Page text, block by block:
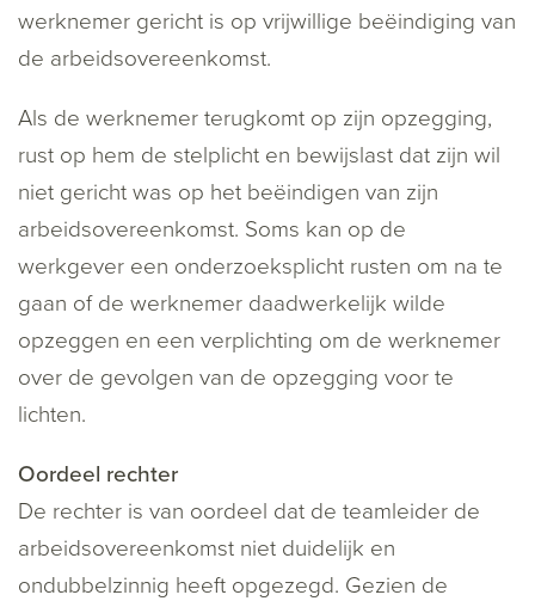
werknemer gericht is op vrijwillige beëindiging van
de arbeidsovereenkomst.
Als de werknemer terugkomt op zijn opzegging,
rust op hem de stelplicht en bewijslast dat zijn wil
niet gericht was op het beëindigen van zijn
arbeidsovereenkomst. Soms kan op de
werkgever een onderzoeksplicht rusten om na te
gaan of de werknemer daadwerkelijk wilde
opzeggen en een verplichting om de werknemer
over de gevolgen van de opzegging voor te
lichten.
Oordeel rechter
De rechter is van oordeel dat de teamleider de
arbeidsovereenkomst niet duidelijk en
ondubbelzinnig heeft opgezegd. Gezien de